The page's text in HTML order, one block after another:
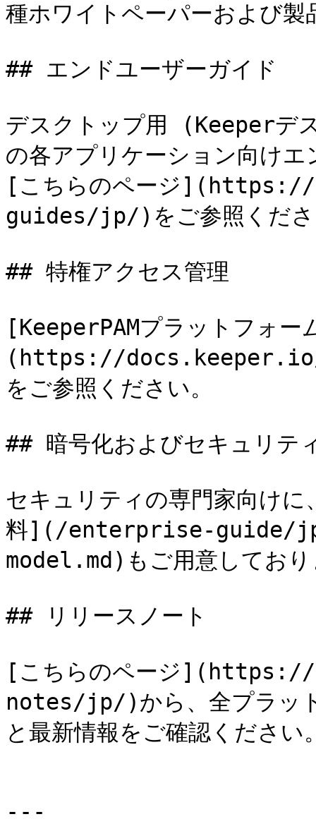
種ホワイトペーパーおよび
## エンドユーザーガイド
デスクトップ用 (Keeperデ
の各アプリケーション向け
[こちらのページ
guides/jp/)をご参照くださ
## 特権アクセス管理
[KeeperPAMプラットフォー
(https://docs.keeper.io/
をご参照ください。
## 暗号化およびセキュリテ
セキュリティの専門家向け
料](/enterprise-guide/
model.md)もご用意しており
## リリースノート
[こちらのページ
notes/jp/)から、全プラット
と最新情報をご確認ください
---